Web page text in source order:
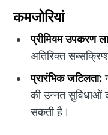
कमजोरियां
प्रीमियम उपकरण
अतिरिक्त
प्रारंभिक जटिलता:
की उन्नत सुविधाओं
सकती है।